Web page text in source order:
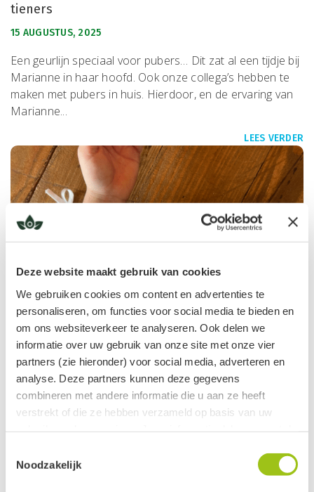
Deze website maakt gebruik van cookies
We gebruiken cookies om content en advertenties te
personaliseren, om functies voor social media te bieden en
om ons websiteverkeer te analyseren. Ook delen we
informatie over uw gebruik van onze site met onze vier
partners (zie hieronder) voor social media, adverteren en
analyse. Deze partners kunnen deze gegevens
combineren met andere informatie die u aan ze heeft
verstrekt of die ze hebben verzameld op basis van uw
Noodzakelijk
tieners
15 AUGUSTUS, 2025
Een geurlijn speciaal voor pubers… Dit zat al een tijdje bij
Marianne in haar hoofd. Ook onze collega’s hebben te
maken met pubers in huis. Hierdoor, en de ervaring van
Marianne...
LEES VERDER
Angel Collection; liefdevolle geuren voor ieder
moment van de dag
25 JUNI, 2025
Angel Collection, een liefdevolle, zachte en helende
geurlijn. Het zijn zeer gewaardeerde geuren die al door
veel mensen zijn ontdekt. In dit blog vertel ik je meer over
de achtergrond...